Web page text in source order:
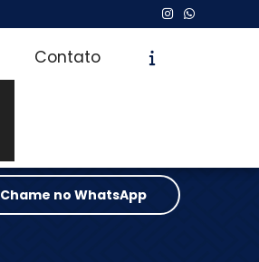
Contato
Chame no WhatsApp